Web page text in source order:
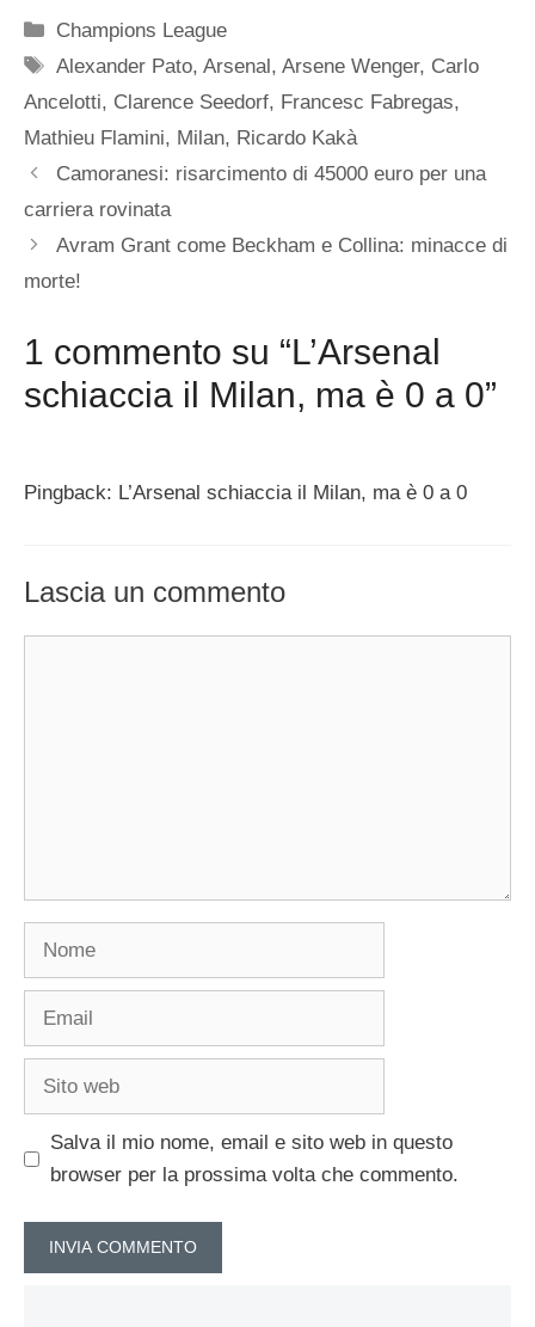
Categorie
Champions League
Tag
Alexander Pato,Arsenal,Arsene Wenger, Carlo
Ancelotti, Clarence Seedorf, Francesc Fabregas,
Mathieu Flamini, Milan, Ricardo Kakà
Camoranesi: risarcimento di 45000 euro per una
carriera rovinata
Avram Grant come Beckham e Collina: minacce di
morte!
1 commento su “L’Arsenal
schiaccia il Milan, ma è 0 a 0”
Pingback: L’Arsenal schiaccia il Milan, ma è 0 a 0
Lascia un commento
Nome
Email
Sito
Salva il mio nome, email e sito web in questo
browser per la prossima volta che commento.